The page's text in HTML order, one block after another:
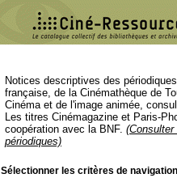
Notices descriptives des
française, de la Cinémathèque de
Cinéma et de l'image animée,
Les titres Cinémagazine et Paris-
coopération avec la BNF.
périodiques)
Sélectionner les critères de